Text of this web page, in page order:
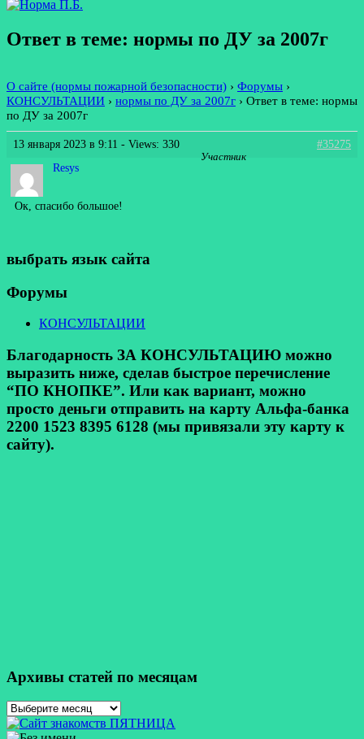
Ответ в теме: нормы по ДУ за 2007г
О сайте (нормы пожарной безопасности) › Форумы ›
КОНСУЛЬТАЦИИ › нормы по ДУ за 2007г › Ответ в теме: нормы
по ДУ за 2007г
13 января 2023 в 9:11 - Views: 330
#35275
Resys
Участник
Ок, спасибо большое!
выбрать язык сайта
Форумы
КОНСУЛЬТАЦИИ
Благодарность ЗА КОНСУЛЬТАЦИЮ можно
выразить ниже, сделав быстрое перечисление
“ПО КНОПКЕ”. Или как вариант, можно
просто деньги отправить на карту Альфа-банка
2200 1523 8395 6128 (мы привязали эту карту к
сайту).
Архивы статей по месяцам
Архивы
статей